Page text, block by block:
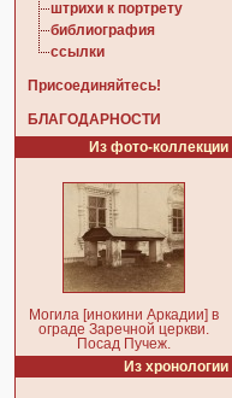
штрихи к портрету
библиография
ссылки
Присоединяйтесь!
БЛАГОДАРНОСТИ
Из фото-коллекции
Могила [инокини Аркадии] в
ограде Заречной церкви.
Посад Пучеж.
Из хронологии